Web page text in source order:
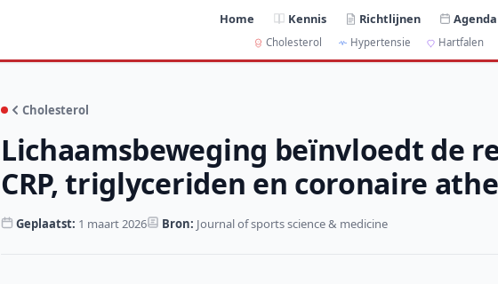
Home Kennis Richtlijnen Agenda
Cholesterol Hypertensie Hartfalen
Cholesterol
Lichaamsbeweging beïnvloedt de
CRP, triglyceriden en coronaire
Geplaatst: 1 maart 2026 Bron: Journal of sports science & medicine